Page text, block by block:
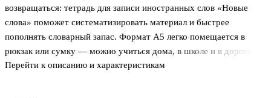
возвращаться: тетрадь для записи иностранных слов «Новые
слова» поможет систематизировать материал и быстрее
пополнять словарный запас. Формат А5 легко помещается в
рюкзак или сумку — можно учиться дома, в школе и в дороге.
Обложка из мелованного картона с глянцевой ламинацией
Перейти к описанию и характеристикам
в
листа, А5 -
листов в
клетку, А5 -
Listoff
штук